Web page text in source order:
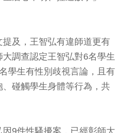
及，王智弘有違師道更有
調查認定王智弘對6名學生
學生有性別歧視言論，且有
碰觸學生身體等行為，共
9件性騷擾案，已經彰師大